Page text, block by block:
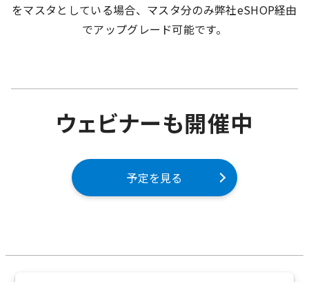
をマスタとしている場合、マスタ分のみ弊社eSHOP経由
でアップグレード可能です。
ウェビナーも開催中
予定を見る